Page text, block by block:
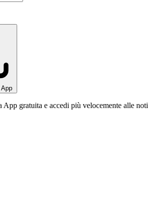
App gratuita e accedi più velocemente alle